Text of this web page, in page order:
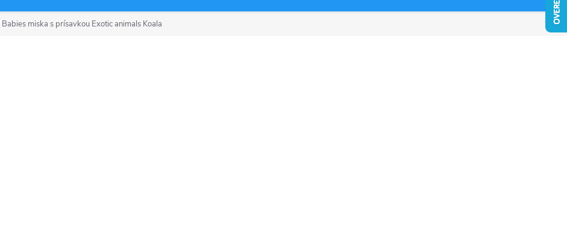
miska s prísavkou Exotic animals Koala